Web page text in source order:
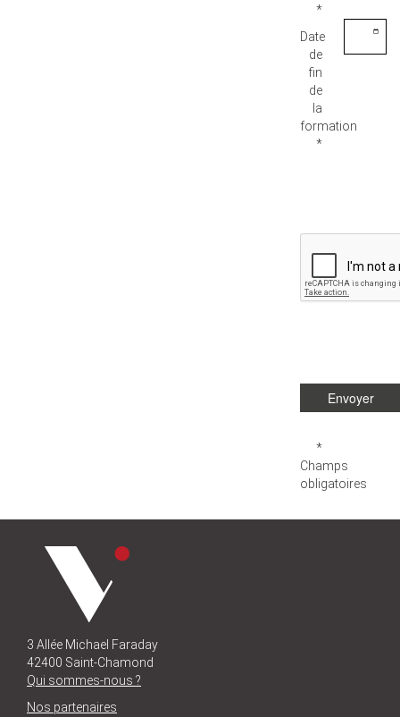
*
Date
de
fin
de
la
formation
*
*
Champs
obligatoires
3 Allée Michael Faraday
42400 Saint-Chamond
Qui sommes-nous ?
Nos partenaires